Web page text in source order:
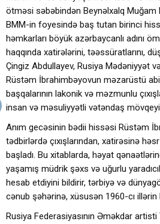
ötməsi səbəbindən Beynəlxalq
BMM-in foyesində baş tutan birinci
həmkarları böyük azərbaycanlı adını
haqqında xatirələrini, təəssüratlarını,
Çingiz Abdullayev, Rusiya Mədəniyyət
Rüstəm İbrahimbəyovun məzarüstü
başqalarının lakonik və məzmunlu
insan və məsuliyyətli vətəndaş
Anım gecəsinin bədii hissəsi Rüstəm
tədbirlərdə çıxışlarından, xatirəsinə
başladı. Bu xitablarda, həyat
yaşamış müdrik şəxs və uğurlu
hesab etdiyini bildirir, tərbiyə və
cənub şəhərinə, xüsusən 1960-cı
Rusiya Federasiyasının Əməkdar